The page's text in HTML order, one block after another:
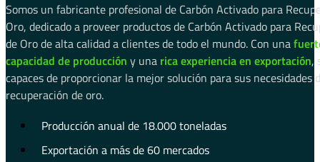
Somos un fabricante profesional de Carbón Activado para
Oro, dedicado a proveer productos de Carbón Activado para
de Oro de alta calidad a clientes de todo el mundo. Con una
capacidad de producción y una rica experiencia en exportación,
capaces de proporcionar la mejor solución para sus necesidades
recuperación de oro.
Producción anual de 18.000 toneladas
Exportación a más de 60 mercados